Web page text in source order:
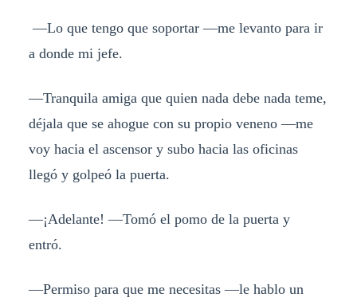
—Lo que tengo que soportar —me levanto para ir
a donde mi jefe.
—Tranquila amiga que quien nada debe nada teme,
déjala que se ahogue con su propio veneno —me
voy hacia el ascensor y subo hacia las oficinas
llegó y golpeó la puerta.
—¡Adelante! —Tomó el pomo de la puerta y
entró.
—Permiso para que me necesitas —le hablo un